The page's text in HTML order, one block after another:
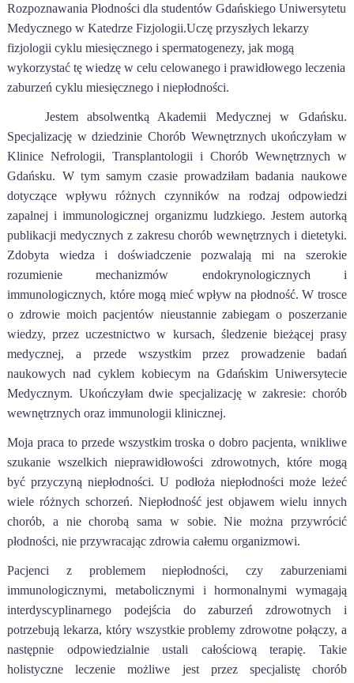
Rozpoznawania Płodności dla studentów Gdańskiego Uniwersytetu
Medycznego w Katedrze Fizjologii.Uczę przyszłych lekarzy
fizjologii cyklu miesięcznego i spermatogenezy, jak mogą
wykorzystać tę wiedzę w celu celowanego i prawidłowego leczenia
zaburzeń cyklu miesięcznego i niepłodności.
Jestem absolwentką Akademii Medycznej w Gdańsku.
Specjalizację w dziedzinie Chorób Wewnętrznych ukończyłam w
Klinice Nefrologii, Transplantologii i Chorób Wewnętrznych w
Gdańsku. W tym samym czasie prowadziłam badania naukowe
dotyczące wpływu różnych czynników na rodzaj odpowiedzi
zapalnej i immunologicznej organizmu ludzkiego. Jestem autorką
publikacji medycznych z zakresu chorób wewnętrznych i dietetyki.
Zdobyta wiedza i doświadczenie pozwalają mi na szerokie
rozumienie mechanizmów endokrynologicznych i
immunologicznych, które mogą mieć wpływ na płodność. W trosce
o zdrowie moich pacjentów nieustannie zabiegam o poszerzanie
wiedzy, przez uczestnictwo w kursach, śledzenie bieżącej prasy
medycznej, a przede wszystkim przez prowadzenie badań
naukowych nad cyklem kobiecym na Gdańskim Uniwersytecie
Medycznym. Ukończyłam dwie specjalizację w zakresie: chorób
wewnętrznych oraz immunologii klinicznej.
Moja praca to przede wszystkim troska o dobro pacjenta, wnikliwe
szukanie wszelkich nieprawidłowości zdrowotnych, które mogą
być przyczyną niepłodności. U podłoża niepłodności może leżeć
wiele różnych schorzeń. Niepłodność jest objawem wielu innych
chorób, a nie chorobą sama w sobie. Nie można przywrócić
płodności, nie przywracając zdrowia całemu organizmowi.
Pacjenci z problemem niepłodności, czy zaburzeniami
immunologicznymi, metabolicznymi i hormonalnymi wymagają
interdyscyplinarnego podejścia do zaburzeń zdrowotnych i
potrzebują lekarza, który wszystkie problemy zdrowotne połączy, a
następnie odpowiedzialnie ustali całościową terapię. Takie
holistyczne leczenie możliwe jest przez specjalistę chorób